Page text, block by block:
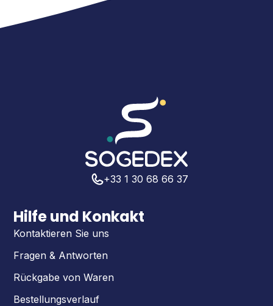
+33 1 30 68 66 37
Hilfe und Konkakt
Kontaktieren Sie uns
Fragen & Antworten
Rückgabe von Waren
Bestellungsverlauf